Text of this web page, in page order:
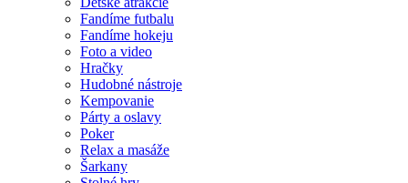
Fandíme futbalu
Fandíme hokeju
Foto a video
Hračky
Hudobné nástroje
Kempovanie
Párty a oslavy
Poker
Relax a masáže
Šarkany